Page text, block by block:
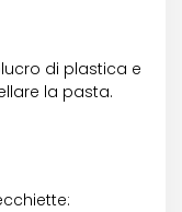
di plastica e
la pasta.